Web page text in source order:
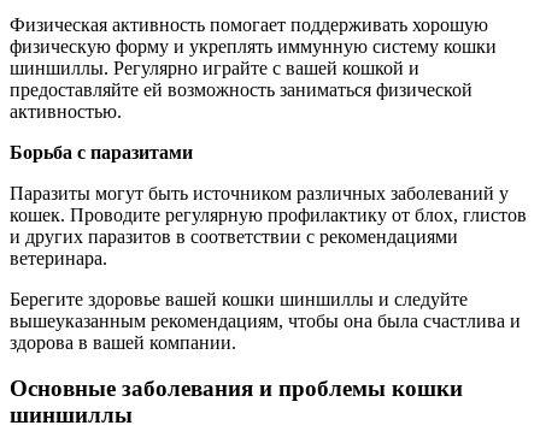
Физическая активность помогает поддерживать хорошую
физическую форму и укреплять иммунную систему кошки
шиншиллы. Регулярно играйте с вашей кошкой и
предоставляйте ей возможность заниматься физической
активностью.
Борьба с паразитами
Паразиты могут быть источником различных заболеваний у
кошек. Проводите регулярную профилактику от блох, глистов
и других паразитов в соответствии с рекомендациями
ветеринара.
Берегите здоровье вашей кошки шиншиллы и следуйте
вышеуказанным рекомендациям, чтобы она была счастлива и
здорова в вашей компании.
Основные заболевания и проблемы кошки
шиншиллы